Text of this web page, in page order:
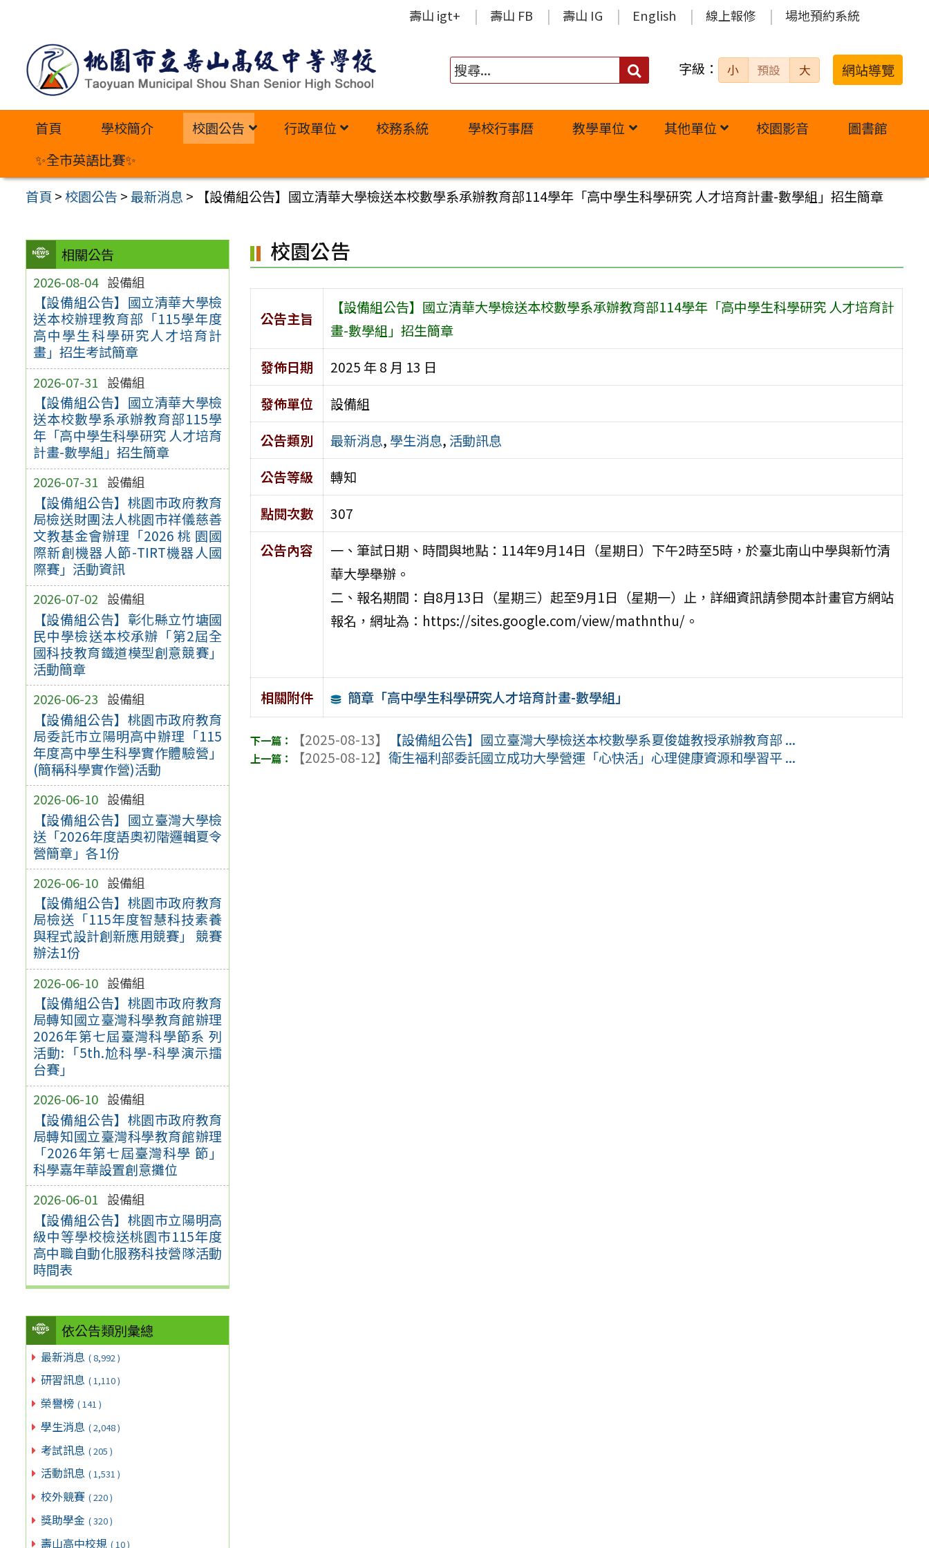
內
壽山 igt+ 壽山 FB 壽山 IG English 線上報修 場地預約系統
搜
字級： 小 預設 大 網站導覽
首頁 學校簡介 校園公告 行政單位 校務系統 學校行事曆 教學單位 其他單位 校園影音
圖書館
✨全市英語比賽✨
首頁 >校園公告 >最新消息 > 【設備組公告】國立清華大學檢送本校數學系承辦教育部114學年「高中學生科學研究 人才培育計畫-數學組」招生簡章
相關公告
2026-08-04 設備組
【設備組公告】國立清華大學檢
送本校辦理教育部「115學年度
高中學生科學研究人才培育計
畫」招生考試簡章
2026-07-31 設備組
【設備組公告】國立清華大學檢
送本校數學系承辦教育部115學
年「高中學生科學研究 人才培育
計畫-數學組」招生簡章
2026-07-31 設備組
【設備組公告】桃園市政府教育
局檢送財團法人桃園市祥儀慈善
文教基金會辦理「2026 桃 園國
際新創機器人節-TIRT機器人國
際賽」活動資訊
2026-07-02 設備組
【設備組公告】彰化縣立竹塘國
民中學檢送本校承辦「第2屆全
國科技教育鐵道模型創意競賽」
活動簡章
2026-06-23 設備組
【設備組公告】桃園市政府教育
局委託市立陽明高中辦理「115
年度高中學生科學實作體驗營」
(簡稱科學實作營)活動
2026-06-10 設備組
【設備組公告】國立臺灣大學檢
送「2026年度語奧初階邏輯夏令
營簡章」各1份
2026-06-10 設備組
【設備組公告】桃園市政府教育
局檢送「115年度智慧科技素養
與程式設計創新應用競賽」 競賽
辦法1份
2026-06-10 設備組
【設備組公告】桃園市政府教育
局轉知國立臺灣科學教育館辦理
2026年第七屆臺灣科學節系 列
活動:「5th.尬科學-科學演示擂
台賽」
2026-06-10 設備組
【設備組公告】桃園市政府教育
局轉知國立臺灣科學教育館辦理
「2026年第七屆臺灣科學 節」
科學嘉年華設置創意攤位
2026-06-01 設備組
【設備組公告】桃園市立陽明高
級中等學校檢送桃園市115年度
高中職自動化服務科技營隊活動
時間表
依公告類別彙總
最新消息 ( 8,992 )
研習訊息 ( 1,110 )
榮譽榜 ( 141 )
學生消息 ( 2,048 )
考試訊息 ( 205 )
活動訊息 ( 1,531 )
校外競賽 ( 220 )
獎助學金 ( 320 )
壽山高中校規 ( 10 )
校園公告
公告主旨
【設備組公告】國立清華大學檢送本校數學系承辦教育部114學年「高中學生科學研究 人才培育計
畫-數學組」招生簡章
發佈日期
2025 年 8 月 13 日
發佈單位
設備組
公告類別
最新消息, 學生消息, 活動訊息
公告等級
轉知
點閱次數
307
公告內容
一、筆試日期、時間與地點：114年9月14日（星期日）下午2時至5時，於臺北南山中學與新竹清
華大學舉辦。
二、報名期間：自8月13日（星期三）起至9月1日（星期一）止，詳細資訊請參閱本計畫官方網站
報名，網址為：https://sites.google.com/view/mathnthu/。
相關附件 簡章「高中學生科學研究人才培育計畫-數學組」
【2025-08-13】
【設備組公告】國立臺灣大學檢送本校數學系夏俊雄教授承辦教育部 ...
【2025-08-12】衛生福利部委託國立成功大學營運「心快活」心理健康資源和學習平 ...